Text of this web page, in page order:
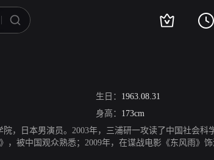
生日： 1963.08.31
身高： 173cm
，日本男演员。2003年，三浦研一攻读了中国社会科
被中国观众熟悉；2009年，在谍战电影《东风雨》饰
渡边宪一郎；2014年，在喜剧《爱情公寓4》中饰演关